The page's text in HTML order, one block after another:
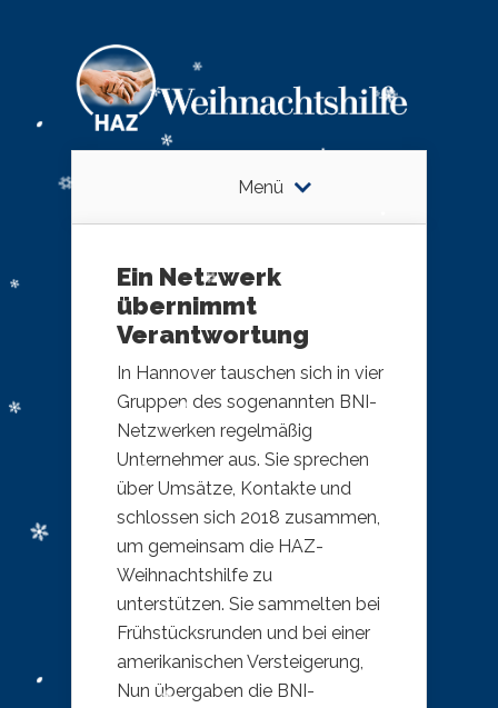
Menü
Ein Netzwerk
übernimmt
Verantwortung
In Hannover tauschen sich in vier
Gruppen des sogenannten BNI-
Netzwerken regelmäßig
Unternehmer aus. Sie sprechen
über Umsätze, Kontakte und
schlossen sich 2018 zusammen,
um gemeinsam die HAZ-
Weihnachtshilfe zu
unterstützen. Sie sammelten bei
Frühstücksrunden und bei einer
amerikanischen Versteigerung,
Nun übergaben die BNI-